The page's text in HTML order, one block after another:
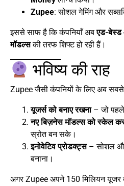
Zupee: सोशल गेमिंग और
इससे साफ है कि कंपनियाँ अबएड-बेस्ड
मॉडल्सकी तरफ शिफ्ट हो रही हैं।
भविष्य की राह
Zupee जैसी कंपनियों के लिए अब सबसे
यूजर्स को बनाए रखना– जो
नए बिज़नेस मॉडल्स को स्केल
स्रोत बन सके।
इनोवेटिव प्रोडक्ट्स– सोशल
बनाना।
अगर Zupee अपने 150 मिलियन